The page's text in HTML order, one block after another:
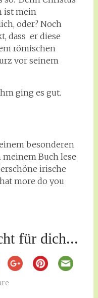
ist mein
oder? Noch
dass er diese
römischen
vor seinem
ging es gut.
besonderen
meinem Buch lese
irische
more do you
für dich...